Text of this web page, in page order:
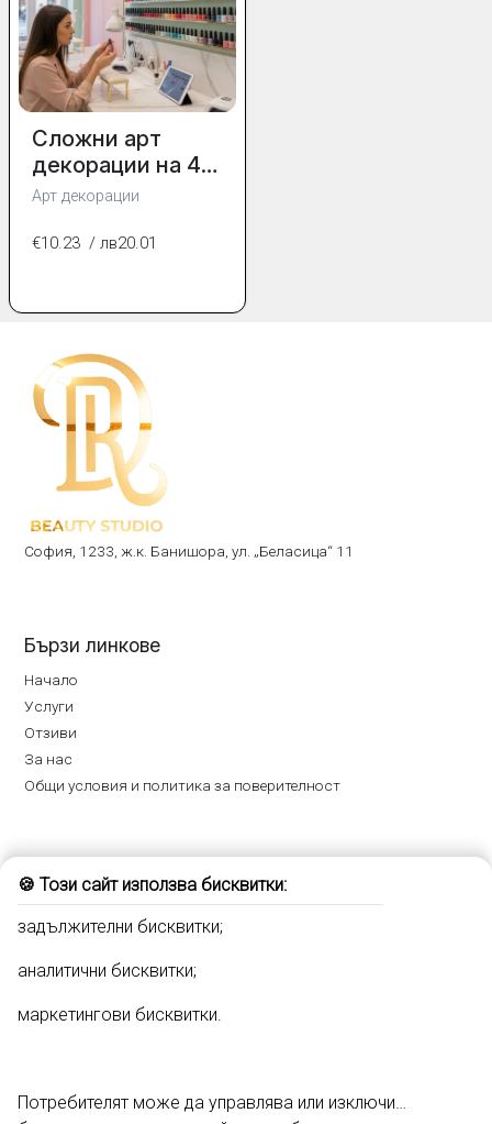
🍪 Този сайт използва бисквитки:
задължителни бисквитки;
аналитични бисквитки;
маркетингови бисквитки.
Потребителят може да управлява или изключи
Сложни арт
декорации на 4
нокътя
Арт декорации
€10.23 / лв20.01
София, 1233, ж.к. Банишора, ул. „Беласица“ 11
Бързи линкове
Начало
Услуги
Отзиви
За нас
Общи условия и политика за поверителност
Записване на час
Ноктопластика
Маникюр и Педикюр
Професионален грим
Социални мрежи